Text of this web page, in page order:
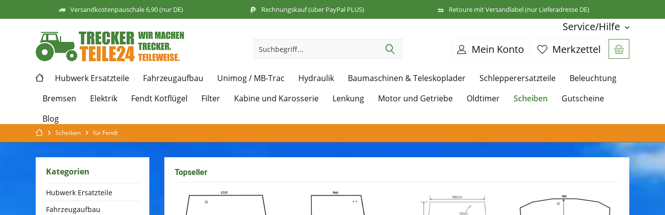
Versandkostenpauschale 6,90 (nur DE) Rechnungskauf (über PayPal PLUS) Retoure mit Versandlabel (nur Lieferadresse DE)
Service/Hilfe
Merkzettel
Mein Konto
Hubwerk Ersatzteile Fahrzeugaufbau Unimog / MB-Trac Hydraulik Baumaschinen & Teleskoplader Schlepperersatzteile
Beleuchtung
Bremsen
Elektrik Fendt Kotflügel Filter Kabine und Karosserie Lenkung Motor und Getriebe Oldtimer Scheiben
Gutscheine
Blog
Scheiben für Fendt
Kategorien
Hubwerk Ersatzteile
Fahrzeugaufbau
Topseller